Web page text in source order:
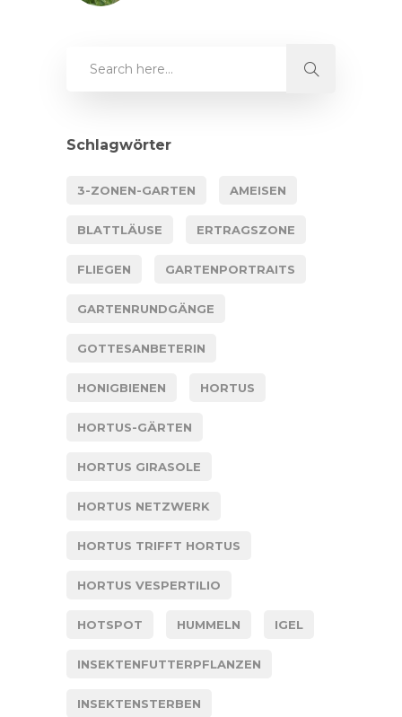
Schlagwörter
3-ZONEN-GARTEN AMEISEN
BLATTLÄUSE ERTRAGSZONE
FLIEGEN GARTENPORTRAITS
GARTENRUNDGÄNGE
GOTTESANBETERIN
HONIGBIENEN HORTUS
HORTUS-GÄRTEN
HORTUS GIRASOLE
HORTUS NETZWERK
HORTUS TRIFFT HORTUS
HORTUS VESPERTILIO
HOTSPOT HUMMELN IGEL
INSEKTENFUTTERPFLANZEN
INSEKTENSTERBEN